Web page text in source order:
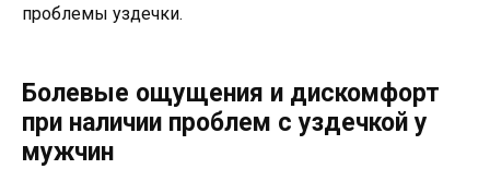
проблемы уздечки.
Болевые ощущения и дискомфорт
при наличии проблем с уздечкой у
мужчин